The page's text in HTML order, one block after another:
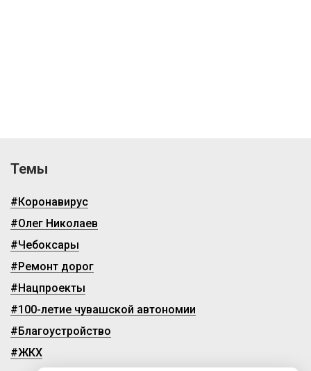
Темы
#Коронавирус
#Олег Николаев
#Чебоксары
#Ремонт дорог
#Нацпроекты
#100-летие чувашской автономии
#Благоустройство
#ЖКХ